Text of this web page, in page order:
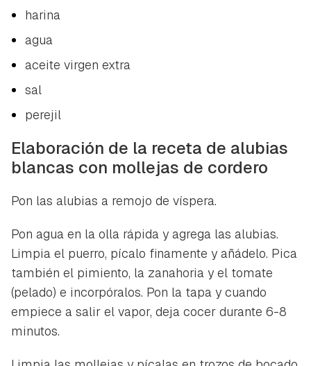
Guardar como favorito
Para poder guardar como favorito, primero has de
harina
agua
aceite virgen extra
sal
perejil
Elaboración de la receta de alubias
blancas con mollejas de cordero
Pon las alubias a remojo de víspera.
Pon agua en la olla rápida y agrega las alubias.
Limpia el puerro, pícalo finamente y añádelo. Pica
también el pimiento, la zanahoria y el tomate
(pelado) e incorpóralos. Pon la tapa y cuando
empiece a salir el vapor, deja cocer durante 6-8
minutos.
Contenido enviado
Gracias por suscribirte a nuestro boletín.